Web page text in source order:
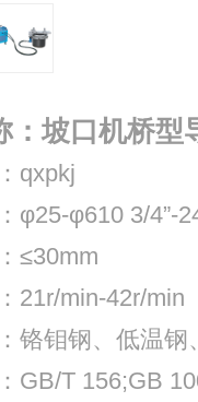
：坡口机桥型
qxpkj
φ25-φ610 3/4”-
≤30mm
21r/min-42r/min
铬钼钢、低温钢
GB/T 156;GB